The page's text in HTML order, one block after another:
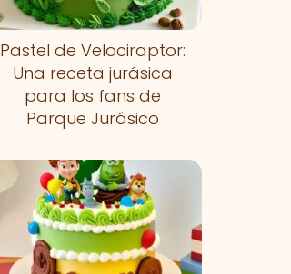
Pastel de Velociraptor:
Una receta jurásica
para los fans de
Parque Jurásico